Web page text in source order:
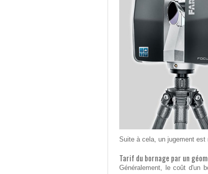
Suite à cela, un jugement est
Tarif du bornage par un
Généralement, le coût d'un